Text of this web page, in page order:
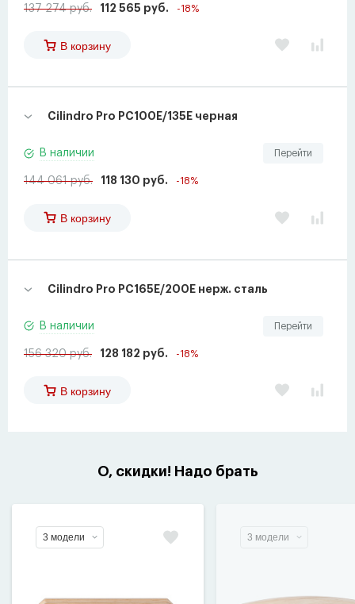
137 274 руб. 112 565 руб. -18%
В корзину
Cilindro Pro PC100E/135E черная
Перейти
В наличии
144 061 руб. 118 130 руб. -18%
В корзину
Cilindro Pro PC165E/200E нерж. сталь
Перейти
В наличии
156 320 руб. 128 182 руб. -18%
В корзину
О, скидки! Надо брать
3 модели 3 модели